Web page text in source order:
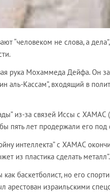
“человеком не слова, а
рука Мохаммеда Дейфа. Он
аль-Кассам”, входящий в
из-за связей Иссы с ХАМАС
пять лет продержали его под
интеллекта” с ХАМАС
из пластика сделать металл”.
баскетболист, но его
арестован израильскими